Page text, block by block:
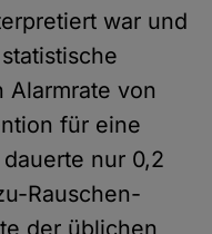
war und
Alarmrate von
für eine
nur 0,2
Rauschen-